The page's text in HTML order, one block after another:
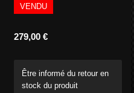
VENDU
279,00 €
Être informé du retour en
stock du produit